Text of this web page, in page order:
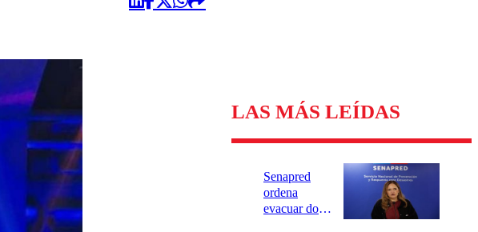
LAS MÁS LEÍDAS
Senapred
ordena
evacuar dos